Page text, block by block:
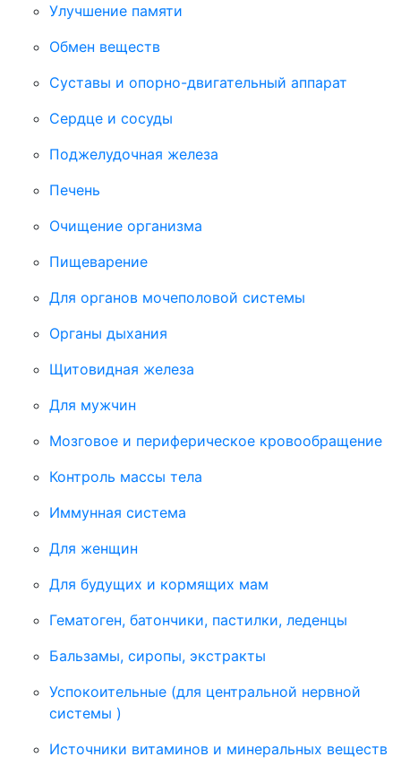
Улучшение памяти
Обмен веществ
Суставы и опорно-двигательный аппарат
Сердце и сосуды
Поджелудочная железа
Печень
Очищение организма
Пищеварение
Для органов мочеполовой системы
Органы дыхания
Щитовидная железа
Для мужчин
Мозговое и периферическое кровообращение
Контроль массы тела
Иммунная система
Для женщин
Для будущих и кормящих мам
Гематоген, батончики, пастилки, леденцы
Бальзамы, сиропы, экстракты
Успокоительные (для центральной нервной
системы )
Источники витаминов и минеральных веществ